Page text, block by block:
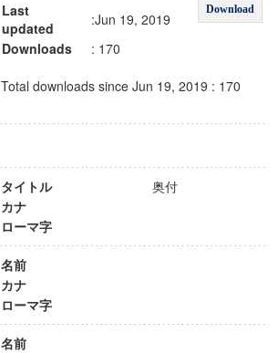
Download
Last
updated
:Jun 19, 2019
Downloads
: 170
Total downloads since Jun 19, 2019 : 170
タイトル
奥付
カナ
ローマ字
名前
カナ
ローマ字
名前